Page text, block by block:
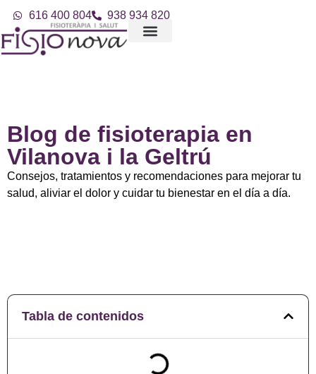
616 400 804 938 934 820
Blog de fisioterapia en
Vilanova i la Geltrú
Consejos, tratamientos y recomendaciones para mejorar tu
salud, aliviar el dolor y cuidar tu bienestar en el día a día.
Tabla de contenidos